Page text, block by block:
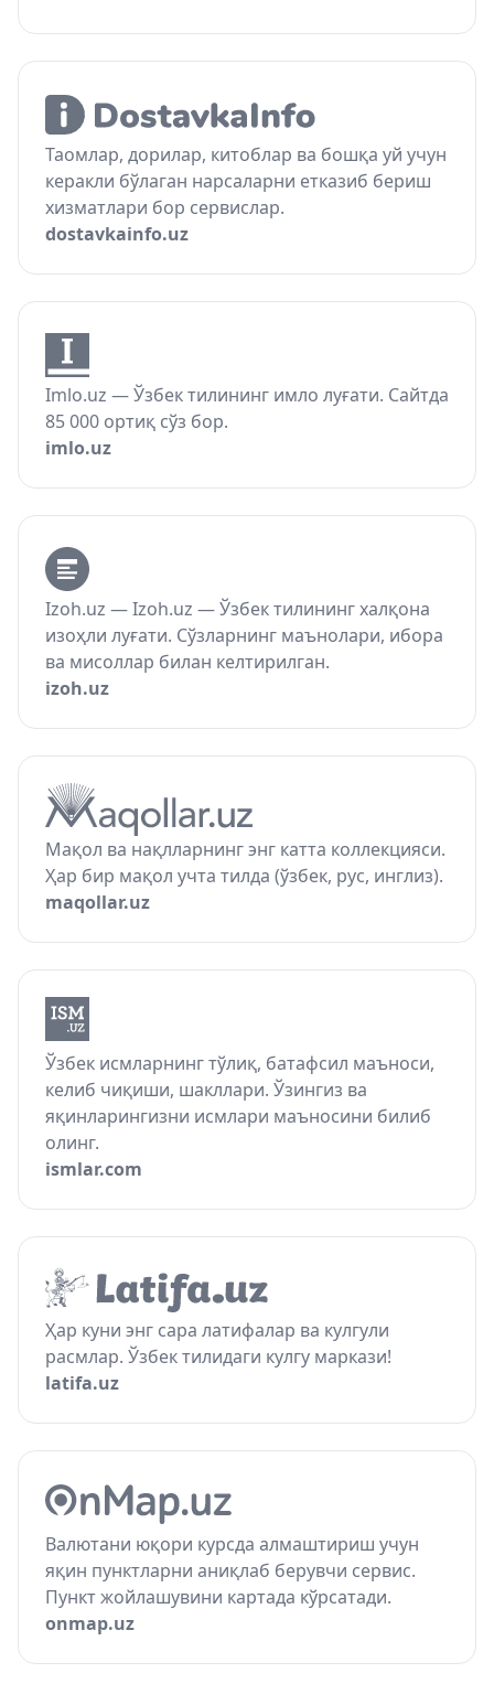
Таомлар, дорилар, китоблар ва бошқа уй учун
керакли бўлаган нарсаларни етказиб бериш
хизматлари бор сервислар.
dostavkainfo.uz
Imlo.uz — Ўзбек тилининг имло луғати. Сайтда
85 000 ортиқ сўз бор.
imlo.uz
Izoh.uz — Izoh.uz — Ўзбек тилининг халқона
изоҳли луғати. Сўзларнинг маънолари, ибора
ва мисоллар билан келтирилган.
izoh.uz
Мақол ва нақлларнинг энг катта коллекцияси.
Ҳар бир мақол учта тилда (ўзбек, рус, инглиз).
maqollar.uz
Ўзбек исмларнинг тўлиқ, батафсил маъноси,
келиб чиқиши, шакллари. Ўзингиз ва
яқинларингизни исмлари маъносини билиб
олинг.
ismlar.com
Ҳар куни энг сара латифалар ва кулгули
расмлар. Ўзбек тилидаги кулгу маркази!
latifa.uz
Валютани юқори курсда алмаштириш учун
яқин пунктларни аниқлаб берувчи сервис.
Пункт жойлашувини картада кўрсатади.
onmap.uz